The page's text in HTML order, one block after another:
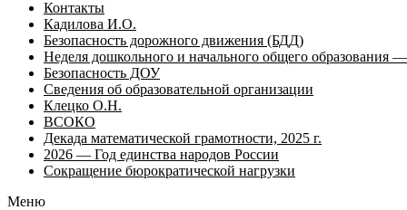
Контакты
Кадилова И.О.
Безопасность дорожного движения (БДД)
Неделя дошкольного и начального общего образования —
Безопасность ДОУ
Сведения об образовательной организации
Клецко О.Н.
ВСОКО
Декада математической грамотности, 2025 г.
2026 — Год единства народов России
Сокращение бюрократической нагрузки
Меню